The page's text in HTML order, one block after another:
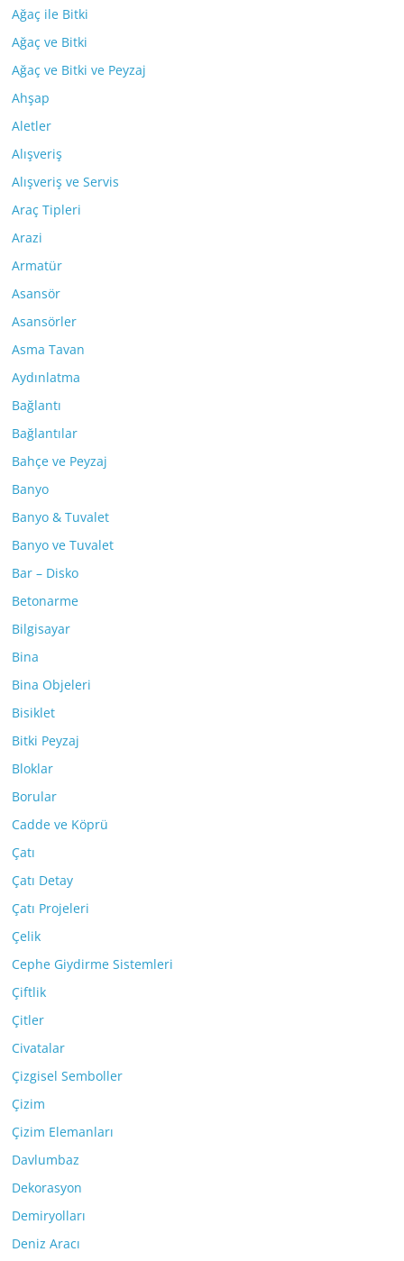
Ağaç ile Bitki
Ağaç ve Bitki
Ağaç ve Bitki ve Peyzaj
Ahşap
Aletler
Alışveriş
Alışveriş ve Servis
Araç Tipleri
Arazi
Armatür
Asansör
Asansörler
Asma Tavan
Aydınlatma
Bağlantı
Bağlantılar
Bahçe ve Peyzaj
Banyo
Banyo & Tuvalet
Banyo ve Tuvalet
Bar – Disko
Betonarme
Bilgisayar
Bina
Bina Objeleri
Bisiklet
Bitki Peyzaj
Bloklar
Borular
Cadde ve Köprü
Çatı
Çatı Detay
Çatı Projeleri
Çelik
Cephe Giydirme Sistemleri
Çiftlik
Çitler
Civatalar
Çizgisel Semboller
Çizim
Çizim Elemanları
Davlumbaz
Dekorasyon
Demiryolları
Deniz Aracı